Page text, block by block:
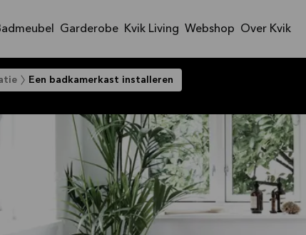
Garderobe Kvik Living Webshop Over Kvik
Een badkamerkast installeren